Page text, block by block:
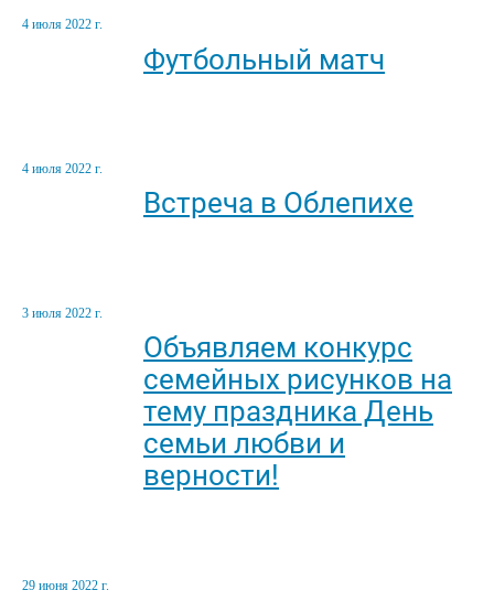
4 июля 2022 г.
Футбольный матч
4 июля 2022 г.
Встреча в Облепихе
3 июля 2022 г.
Объявляем конкурс
семейных рисунков на
тему праздника День
семьи любви и
верности!
29 июня 2022 г.